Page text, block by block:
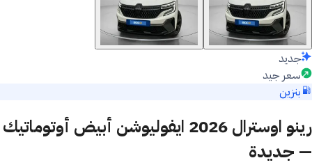
جديد
سعر جيد
بنزين
رينو اوسترال 2026 ايفوليوشن أبيض أوتوماتيك
— جديدة